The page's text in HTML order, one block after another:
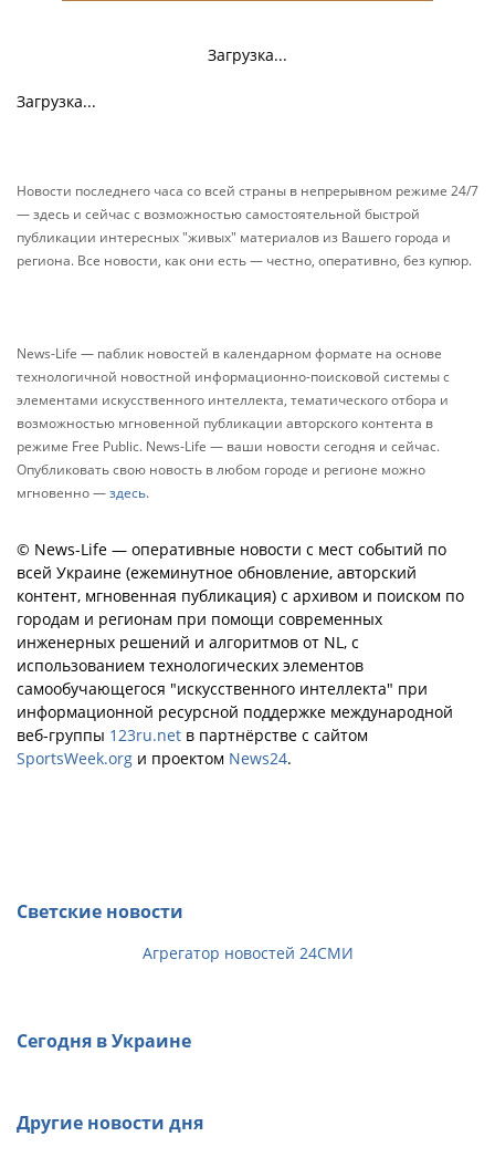
Загрузка...
Загрузка...
Новости последнего часа со всей страны в непрерывном режиме 24/7
— здесь и сейчас с возможностью самостоятельной быстрой
публикации интересных "живых" материалов из Вашего города и
региона. Все новости, как они есть — честно, оперативно, без купюр.
News-Life — паблик новостей в календарном формате на основе
технологичной новостной информационно-поисковой системы с
элементами искусственного интеллекта, тематического отбора и
возможностью мгновенной публикации авторского контента в
режиме Free Public. News-Life — ваши новости сегодня и сейчас.
Опубликовать свою новость в любом городе и регионе можно
мгновенно —здесь.
© News-Life — оперативные новости с мест событий по
всей Украине (ежеминутное обновление, авторский
контент, мгновенная публикация) с архивом и поиском по
городам и регионам при помощи современных
инженерных решений и алгоритмов от NL, с
использованием технологических элементов
самообучающегося "искусственного интеллекта" при
информационной ресурсной поддержке международной
веб-группы 123ru.net в партнёрстве с сайтом
SportsWeek.org и проектом News24.
Светские новости
Агрегатор новостей 24СМИ
Сегодня в Украине
Другие новости дня